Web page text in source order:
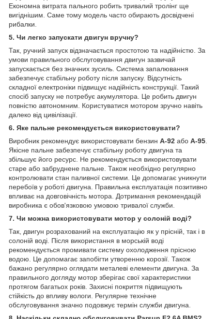
Економна витрата пального робить тривалий тролінг ще
вигіднішим. Саме тому модель часто обирають досвідчені
рибалки.
5. Чи легко запускати двигун вручну?
Так, ручний запуск відзначається простотою та надійністю. За
умови правильного обслуговування двигун зазвичай
запускається без значних зусиль. Система запалювання
забезпечує стабільну роботу після запуску. Відсутність
складної електроніки підвищує надійність конструкції. Такий
спосіб запуску не потребує акумулятора. Це робить двигун
повністю автономним. Користуватися мотором зручно навіть
далеко від цивілізації.
6. Яке пальне рекомендується використовувати?
Виробник рекомендує використовувати бензин А-92 або А-95
Якісне пальне забезпечує стабільну роботу двигуна та
збільшує його ресурс. Не рекомендується використовувати
старе або забруднене пальне. Також необхідно регулярно
контролювати стан паливної системи. Це допомагає уникнути
перебоїв у роботі двигуна. Правильна експлуатація позитивно
впливає на довговічність мотора. Дотримання рекомендацій
виробника є обов'язковою умовою тривалої служби.
7. Чи можна використовувати мотор у солоній воді?
Так, двигун розрахований на експлуатацію як у прісній, так і в
солоній воді. Після використання в морській воді
рекомендується промивати систему охолодження прісною
водою. Це допомагає запобігти утворенню корозії. Також
бажано регулярно оглядати металеві елементи двигуна. За
правильного догляду мотор зберігає свої характеристики
протягом багатьох років. Захисні покриття підвищують
стійкість до впливу вологи. Регулярне технічне
обслуговування значно подовжує термін служби двигуна.